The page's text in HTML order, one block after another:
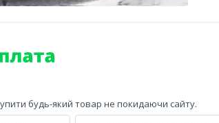
будь-який товар не покидаючи сайту.